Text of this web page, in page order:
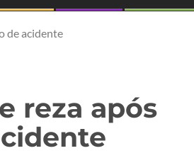
de acidente
reza após